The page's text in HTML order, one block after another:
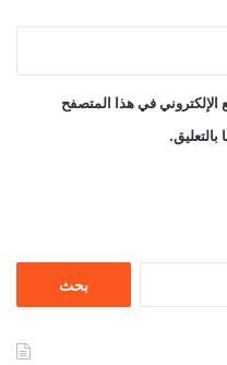
الإلكتروني في هذا المتصفح